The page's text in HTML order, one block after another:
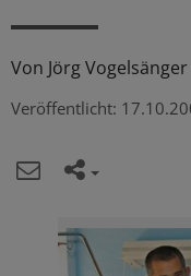
Von Jörg Vogelsänger
Veröffentlicht: